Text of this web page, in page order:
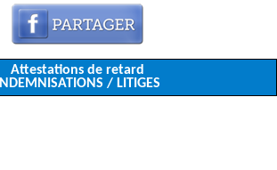
Attestations de retard
INDEMNISATIONS / LITIGES